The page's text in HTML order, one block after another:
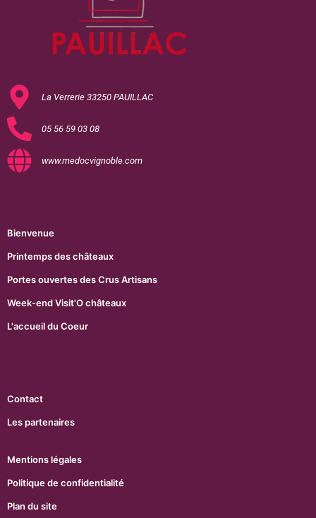
La Verrerie 33250 PAUILLAC
05 56 59 03 08
www.medocvignoble.com
Bienvenue
Printemps des châteaux
Portes ouvertes des Crus Artisans
Week-end Visit'O châteaux
L'accueil du Coeur
Contact
Les partenaires
Mentions légales
Politique de confidentialité
Plan du site